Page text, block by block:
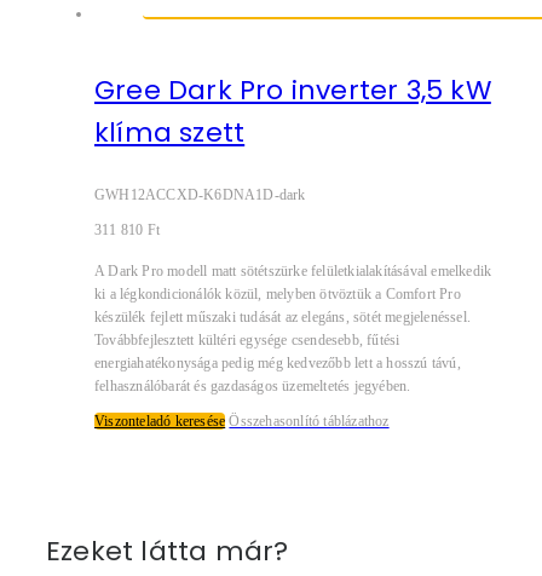
Gree Dark Pro inverter 3,5 kW
klíma szett
GWH12ACCXD-K6DNA1D-dark
311 810 Ft
A Dark Pro modell matt sötétszürke felületkialakításával emelkedik
ki a légkondicionálók közül, melyben ötvöztük a Comfort Pro
készülék fejlett műszaki tudását az elegáns, sötét megjelenéssel.
Továbbfejlesztett kültéri egysége csendesebb, fűtési
energiahatékonysága pedig még kedvezőbb lett a hosszú távú,
felhasználóbarát és gazdaságos üzemeltetés jegyében.
Viszonteladó keresése Összehasonlító táblázathoz
Ezeket látta már?